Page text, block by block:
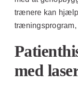
trænere kan
træningsprogram,
med